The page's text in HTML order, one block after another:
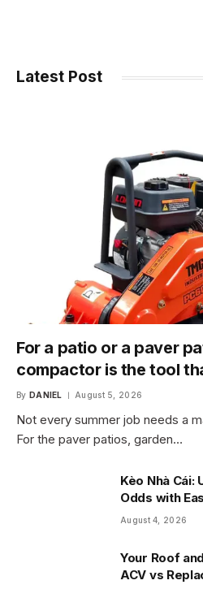
Latest Post
For a patio or a paver
compactor is the tool
By DANIEL August 5, 2026
Not every summer job needs a
For the paver patios, garden…
Kèo Nhà Cái:
Odds with
August 4, 2026
Your Roof
ACV vs